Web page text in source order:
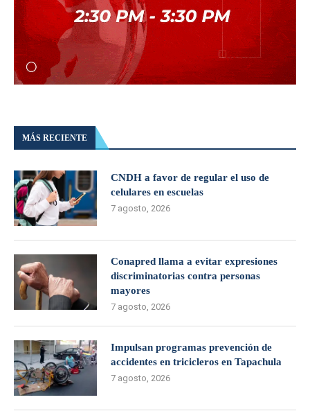
MÁS RECIENTE
CNDH a favor de regular el uso de
celulares en escuelas
7 agosto, 2026
Conapred llama a evitar expresiones
discriminatorias contra personas
mayores
7 agosto, 2026
Impulsan programas prevención de
accidentes en tricicleros en Tapachula
7 agosto, 2026